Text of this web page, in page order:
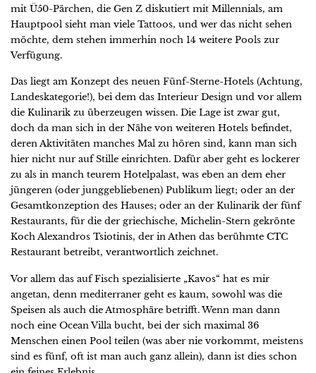
mit Ü50-Pärchen, die Gen Z diskutiert mit Millennials, am
Hauptpool sieht man viele Tattoos, und wer das nicht sehen
möchte, dem stehen immerhin noch 14 weitere Pools zur
Verfügung.
Das liegt am Konzept des neuen Fünf-Sterne-Hotels (Achtung,
Landeskategorie!), bei dem das Interieur Design und vor allem
die Kulinarik zu überzeugen wissen. Die Lage ist zwar gut,
doch da man sich in der Nähe von weiteren Hotels befindet,
deren Aktivitäten manches Mal zu hören sind, kann man sich
hier nicht nur auf Stille einrichten. Dafür aber geht es lockerer
zu als in manch teurem Hotelpalast, was eben an dem eher
jüngeren (oder junggebliebenen) Publikum liegt; oder an der
Gesamtkonzeption des Hauses; oder an der Kulinarik der fünf
Restaurants, für die der griechische, Michelin-Stern gekrönte
Koch Alexandros Tsiotinis, der in Athen das berühmte CTC
Restaurant betreibt, verantwortlich zeichnet.
Vor allem das auf Fisch spezialisierte „Kavos“ hat es mir
angetan, denn mediterraner geht es kaum, sowohl was die
Speisen als auch die Atmosphäre betrifft. Wenn man dann
noch eine Ocean Villa bucht, bei der sich maximal 36
Menschen einen Pool teilen (was aber nie vorkommt, meistens
sind es fünf, oft ist man auch ganz allein), dann ist dies schon